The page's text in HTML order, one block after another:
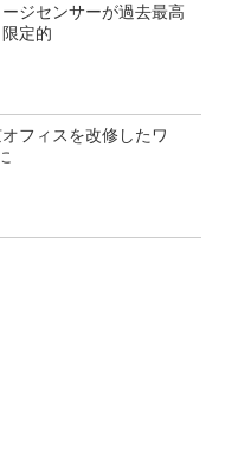
ジセンサーが過去最高
定的
フィスを改修したワ